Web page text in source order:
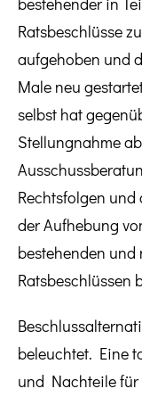
Ratsbeschlüsse
aufgehoben und
Male neu
selbst hat
Stellungnahme
Rechtsfolgen
der Aufhebung
bestehenden
Ratsbeschlüssen
beleuchtet. Eine
und Nachteile